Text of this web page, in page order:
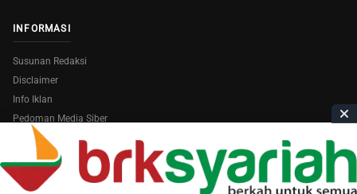
INFORMASI
Susunan Redaksi
Disclaimer
Info Iklan
Pedoman Media Siber
Copyright © 2026 AmiraRiau.com . All Rights Reserved.